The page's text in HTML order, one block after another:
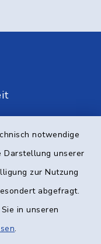
notwendige
Darstellung unserer
zur Nutzung
abgefragt.
in unseren
.